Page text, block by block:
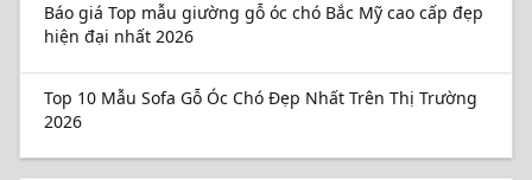
Báo giá Top mẫu giường gỗ óc chó Bắc Mỹ cao cấp đẹp
hiện đại nhất 2026
Top 10 Mẫu Sofa Gỗ Óc Chó Đẹp Nhất Trên Thị Trường
2026